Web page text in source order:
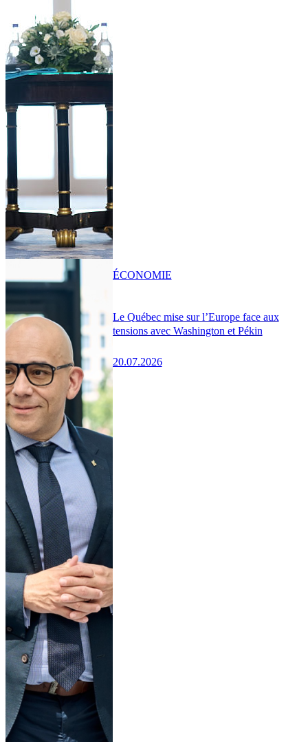
Le Québec mise sur l’Europe face aux
tensions avec Washington et Pékin
20.07.2026
ÉCONOMIE